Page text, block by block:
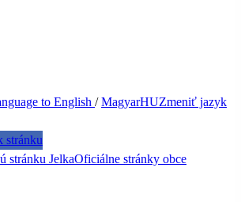
to English /MagyarHUZmeniť jazyk
JelkaOficiálne stránky obce